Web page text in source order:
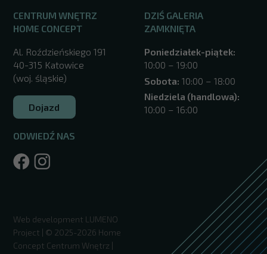
CENTRUM WNĘTRZ
HOME CONCEPT
Al. Roździeńskiego 191
40-315 Katowice
(woj. śląskie)
Dojazd
ODWIEDŹ NAS
DZIŚ GALERIA
ZAMKNIĘTA
Poniedziałek-piątek:
10:00 – 19:00
Sobota: 10:00 – 18:00
Niedziela (handlowa):
10:00 – 16:00
Web development LUMENO
Project | © 2025-2026 Home
Concept Centrum Wnętrz |